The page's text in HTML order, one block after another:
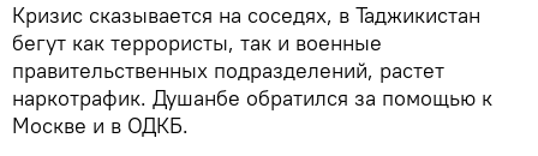
Кризис сказывается на соседях, в Таджикистан
бегут как террористы, так и военные
правительственных подразделений, растет
наркотрафик. Душанбе обратился за помощью к
Москве и в ОДКБ.